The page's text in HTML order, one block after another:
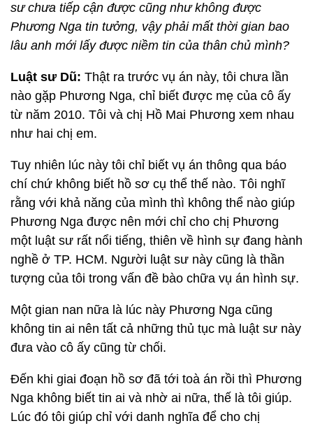
sư chưa tiếp cận được cũng như không được
Phương Nga tin tưởng, vậy phải mất thời gian bao
lâu anh mới lấy được niềm tin của thân chủ mình?
Luật sư Dũ: Thật ra trước vụ án này, tôi chưa lần
nào gặp Phương Nga, chỉ biết được mẹ của cô ấy
từ năm 2010. Tôi và chị Hồ Mai Phương xem nhau
như hai chị em.
Tuy nhiên lúc này tôi chỉ biết vụ án thông qua báo
chí chứ không biết hồ sơ cụ thể thế nào. Tôi nghĩ
rằng với khả năng của mình thì không thể nào giúp
Phương Nga được nên mới chỉ cho chị Phương
một luật sư rất nổi tiếng, thiên về hình sự đang hành
nghề ở TP. HCM. Người luật sư này cũng là thần
tượng của tôi trong vấn đề bào chữa vụ án hình sự.
Một gian nan nữa là lúc này Phương Nga cũng
không tin ai nên tất cả những thủ tục mà luật sư này
đưa vào cô ấy cũng từ chối.
Đến khi giai đoạn hồ sơ đã tới toà án rồi thì Phương
Nga không biết tin ai và nhờ ai nữa, thế là tôi giúp.
Lúc đó tôi giúp chỉ với danh nghĩa để cho chị